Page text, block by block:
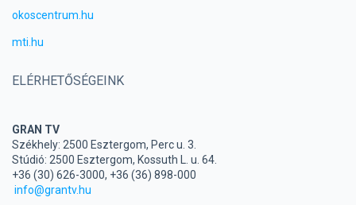
okoscentrum.hu
mti.hu
ELÉRHETŐSÉGEINK
GRAN TV
Székhely: 2500 Esztergom, Perc u. 3.
Stúdió: 2500 Esztergom, Kossuth L. u. 64.
+36 (30) 626-3000, +36 (36) 898-000
info@grantv.hu